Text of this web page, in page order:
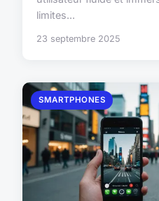
limites...
23 septembre 2025
SMARTPHONES